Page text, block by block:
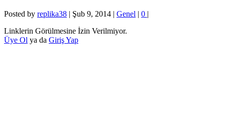
Posted by replika38 | Şub 9, 2014 | Genel | 0 |
Linklerin Görülmesine İzin Verilmiyor.
Üye Ol ya da Giriş Yap